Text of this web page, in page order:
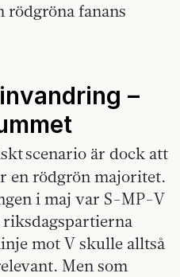
rödgröna fanans
–
scenario är dock att
en rödgrön majoritet.
i maj var S-MP-V
riksdagspartierna
mot V skulle alltså
Men som